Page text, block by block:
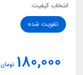
انتخاب کیفیت:
تقویت شده
180,000 تومان